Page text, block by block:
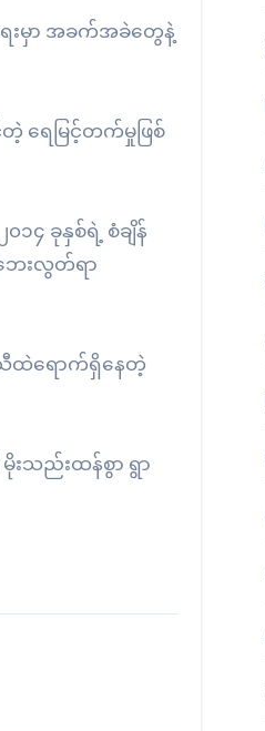
ေးမှာ အခက်အခဲတွေနဲ့
ရေမြင့်တက်မှုဖြစ်
၄ ခုနှစ်ရဲ့ စံချိန်
ေးလွတ်ရာ
ထဲရောက်ရှိနေတဲ့
းသည်းထန်စွာ ရွာ